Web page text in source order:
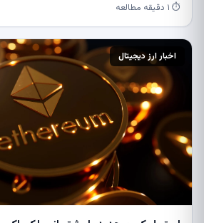
⏱ ۱ دقیقه مطالعه
اخبار ارز دیجیتال